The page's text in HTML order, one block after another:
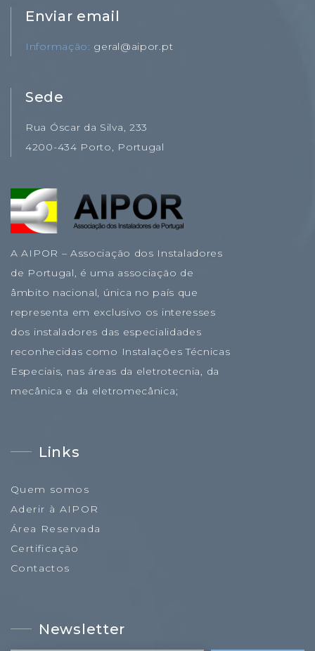
Enviar email
Informação geral@aipor.pt
Sede
Rua Óscar da Silva, 233
4200-434 Porto, Portugal
A AIPOR – Associação dos Instaladores
de Portugal, é uma associação de
âmbito nacional, única no país que
representa em exclusivo os interesses
dos instaladores das especialidades
reconhecidas como Instalações Técnicas
Especiais, nas áreas da eletrotecnia, da
mecânica e da eletromecânica;
Links
Quem somos
Aderir à AIPOR
Área Reservada
Certificação
Contactos
Newsletter